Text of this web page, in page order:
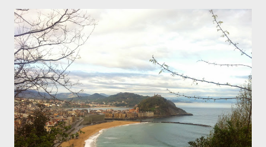
Acedo proviene de la población navarra del mismo nombre,
mientras que los Atodo están enraizados en Tolosa siglos atrás
y emparentados con todas las familias de abolengo de la villa,
como los Zavala . Su abuela es Joaquina María de Atodo y
Zavala (1728-1793) . A los 7 años se trasladarán a vivir a
Vitoria , y a los 16 se casará con Don Ortuño María de Aguirre
Zuazo y del Corral , Marqués de Montehermoso . Al año
siguiente, en 1801, nacerá su única hija,...